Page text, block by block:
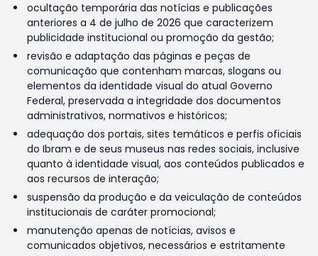
ocultação temporária das notícias e publicações
anteriores a 4 de julho de 2026 que caracterizem
publicidade institucional ou promoção da gestão;
revisão e adaptação das páginas e peças de
comunicação que contenham marcas, slogans ou
elementos da identidade visual do atual Governo
Federal, preservada a integridade dos documentos
administrativos, normativos e históricos;
adequação dos portais, sites temáticos e perfis oficiais
do Ibram e de seus museus nas redes sociais, inclusive
quanto à identidade visual, aos conteúdos publicados e
aos recursos de interação;
suspensão da produção e da veiculação de conteúdos
institucionais de caráter promocional;
manutenção apenas de notícias, avisos e
comunicados objetivos, necessários e estritamente